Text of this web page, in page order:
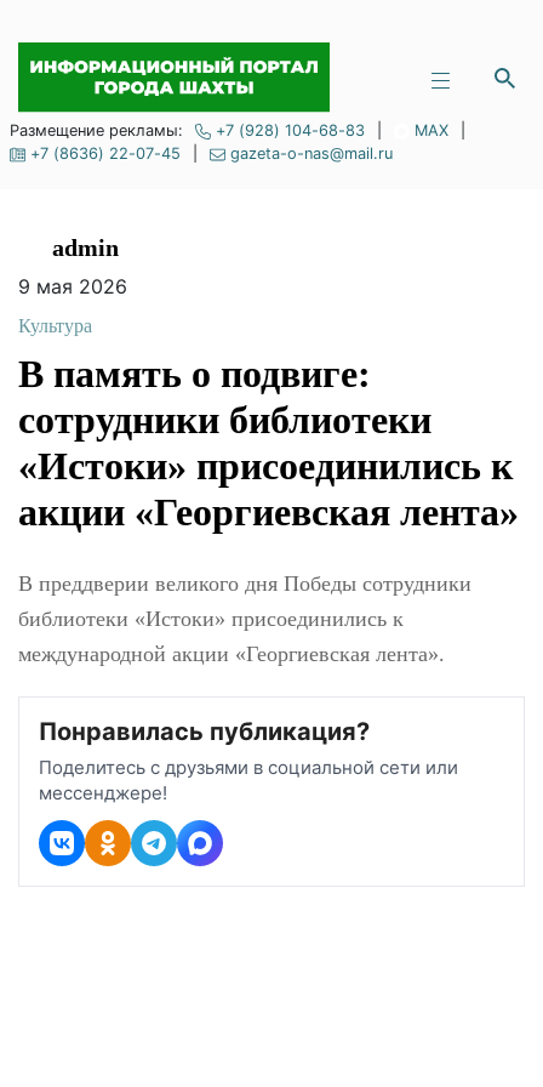
Размещение рекламы: +7 (928) 104-68-83 MAX
+7 (8636) 22-07-45
gazeta-o-nas@mail.ru
admin
9 мая 2026
Культура
В память о подвиге:
сотрудники
библиотеки «Истоки»
присоединились к
лента»
присоединились к международной акции
«Георгиевская лента».
Понравилась публикация?
Поделитесь с друзьями в социальной сети или